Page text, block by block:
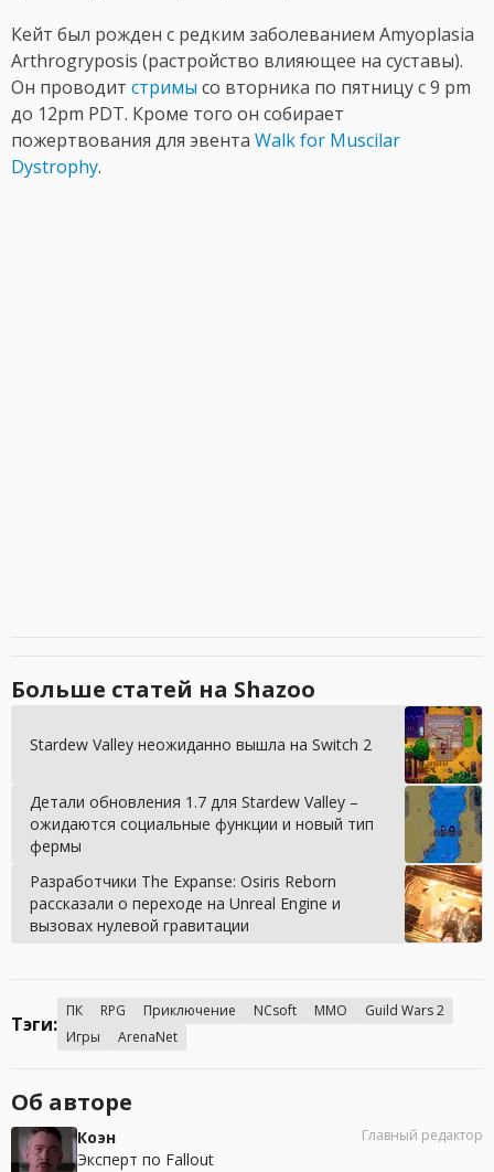
Кейт был рожден с редким заболеванием Amyoplasia
Arthrogryposis (растройство влияющее на суставы).
Он проводит стримы со вторника по пятницу с 9 pm
до 12pm PDT. Кроме того он собирает
пожертвования для эвента Walk for Muscilar
Dystrophy.
Больше статей на Shazoo
Stardew Valley неожиданно вышла на Switch 2
Детали обновления 1.7 для Stardew Valley –
ожидаются социальные функции и новый тип
фермы
Разработчики The Expanse: Osiris Reborn
рассказали о переходе на Unreal Engine и
вызовах нулевой гравитации
Тэги:
ПК RPG Приключение NCsoft MMO
Guild Wars 2
Игры
ArenaNet
Об авторе
Коэн
Эксперт по Fallout
Главный редактор